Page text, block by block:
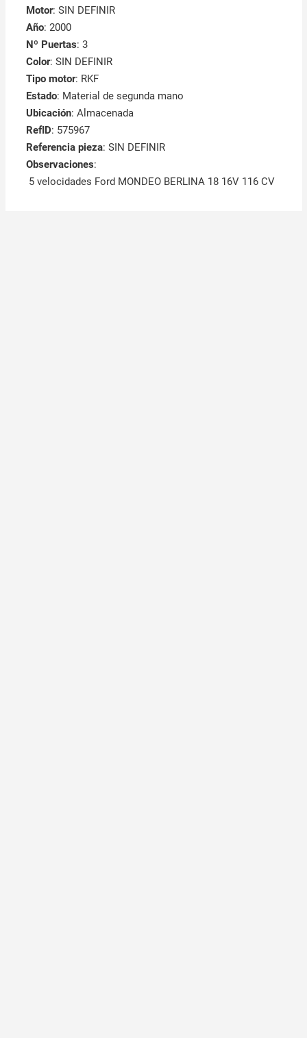
Motor: SIN DEFINIR
Año: 2000
Nº Puertas: 3
Color: SIN DEFINIR
Tipo motor: RKF
Estado: Material de segunda mano
Ubicación: Almacenada
RefID: 575967
Referencia pieza: SIN DEFINIR
Observaciones:
5 velocidades Ford MONDEO BERLINA 18 16V 116 CV